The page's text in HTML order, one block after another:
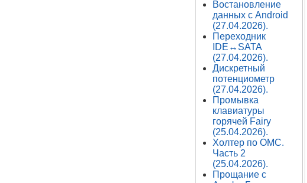
Востановление
данных с Android
(27.04.2026).
Переходник
IDE↔SATA
(27.04.2026).
Дискретный
потенциометр
(27.04.2026).
Промывка
клавиатуры
горячей Fairy
(25.04.2026).
Холтер по ОМС.
Часть 2
(25.04.2026).
Прощание с